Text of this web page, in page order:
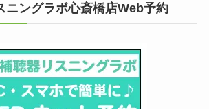
ニングラボ心斎橋店Web予約